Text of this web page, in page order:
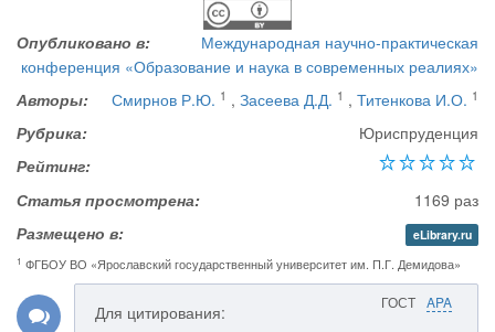
Опубликовано в:
Международная научно-практическая
конференция «Образование и наука в современных реалиях»
Авторы:
Смирнов Р.Ю. 1 , Засеева Д.Д. 1 , Титенкова И.О. 1
Рубрика:
Юриспруденция
Рейтинг:
Статья просмотрена:
1169 раз
Размещено в:
eLibrary.ru
1 ФГБОУ ВО «Ярославский государственный университет им. П.Г. Демидова»
ГОСТ APA
Для цитирования: